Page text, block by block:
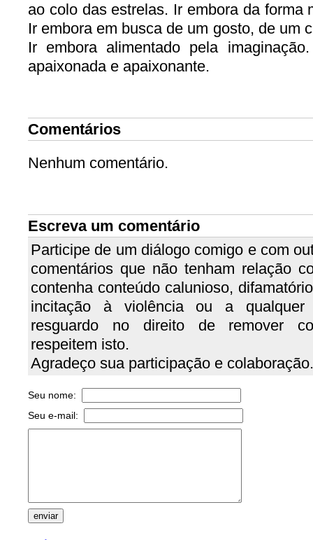
ao colo das estrelas. Ir embora da forma
Ir embora em busca de um gosto, de um
Ir embora alimentado pela
apaixonada e apaixonante.
Comentários
Nenhum comentário.
Escreva um comentário
Participe de um diálogo comigo e com
comentários que não tenham relação
contenha conteúdo calunioso,
incitação à violência ou a qualquer
resguardo no direito de remover
respeitem isto.
Agradeço sua participação e colaboração.
Seu nome:
Seu e-mail: